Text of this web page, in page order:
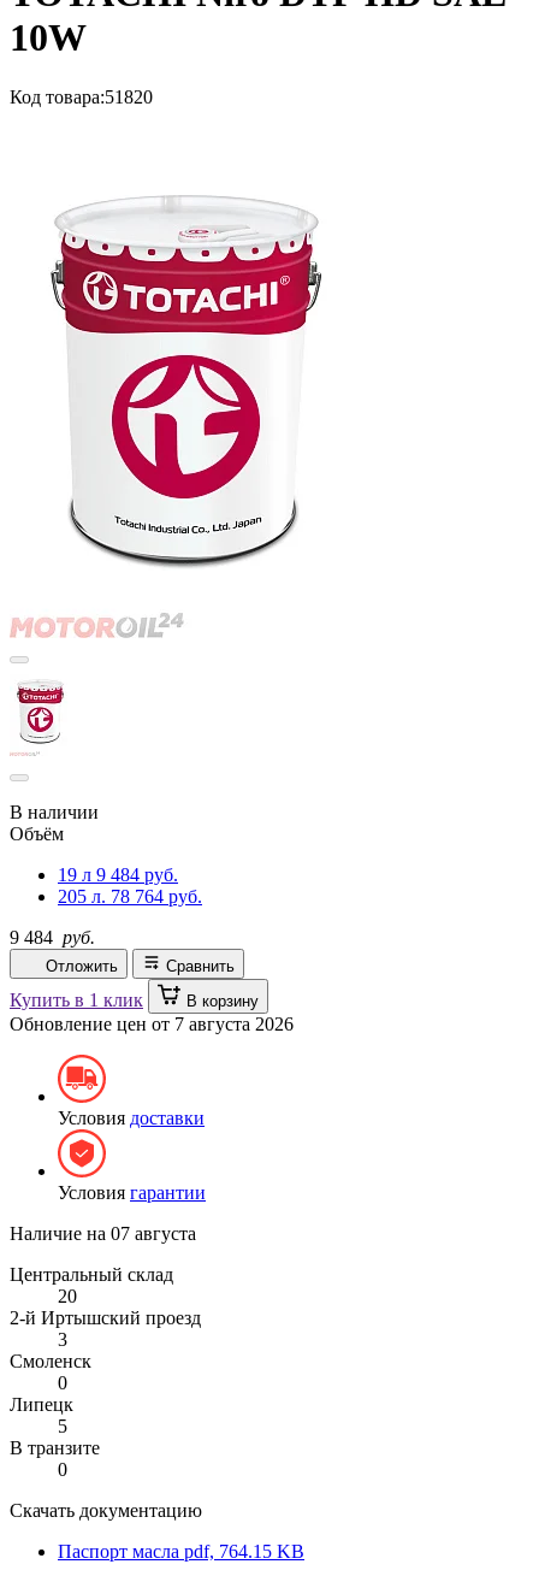
10W
Код товара:51820
В наличии
Объём
19 л 9 484 руб.
205 л. 78 764 руб.
9 484 руб.
Отложить Сравнить
Купить в 1 клик В корзину
Обновление цен от 7 августа 2026
Условия доставки
Условия гарантии
Наличие на 07 августа
Центральный склад
20
2-й Иртышский проезд
3
Смоленск
0
Липецк
5
В транзите
0
Скачать документацию
Паспорт масла pdf, 764.15 KB